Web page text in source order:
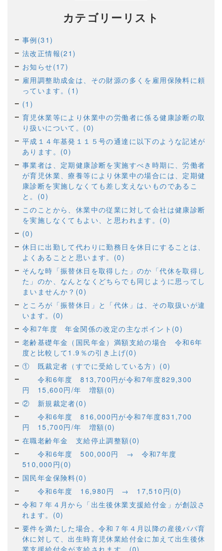
カテゴリーリスト
事例(31)
法改正情報(21)
お知らせ(17)
雇用調整助成金は、その財源の多くを雇用保険料に頼
っています。(1)
(1)
育児休業等により休業中の労働者に係る健康診断の取
り扱いについて。(0)
平成１４年基発１１５号の通達に以下のような記述が
あります。(0)
事業者は、定期健康診断を実施すべき時期に、労働者
が育児休業、療養等により休業中の場合には、定期健
康診断を実施しなくても差し支えないものであるこ
と。(0)
このことから、休業中の従業に対して会社は健康診断
を実施しなくてもよい、と思われます。(0)
(0)
休日に出勤して代わりに勤務日を休日にすることは、
よくあることと思います。(0)
そんな時「振替休日を取得した」のか「代休を取得し
た」のか、なんとなくどちらでも同じように思ってし
まいませんか？(0)
ところが「振替休日」と「代休」は、その取扱いが違
います。(0)
令和7年度 年金関係の改定の主なポイント(0)
老齢基礎年金（国民年金）満額支給の場合 令和6年
度と比較して1.9％の引き上げ(0)
① 既裁定者（すでに受給している方）(0)
令和6年度 813,700円が令和7年度829,300
円 15,600円/年 増額(0)
② 新規裁定者(0)
令和6年度 816,000円が令和7年度831,700
円 15,700円/年 増額(0)
在職老齢年金 支給停止調整額(0)
令和6年度 500,000円 → 令和7年度
510,000円(0)
国民年金保険料(0)
令和6年度 16,980円 → 17,510円(0)
令和７年４月から「出生後休業支援給付金」が創設さ
れます。(0)
要件を満たした場合。令和７年４月以降の産後パパ育
休に対して、出生時育児休業給付金に加えて出生後休
業支援給付金が支給されます。(0)